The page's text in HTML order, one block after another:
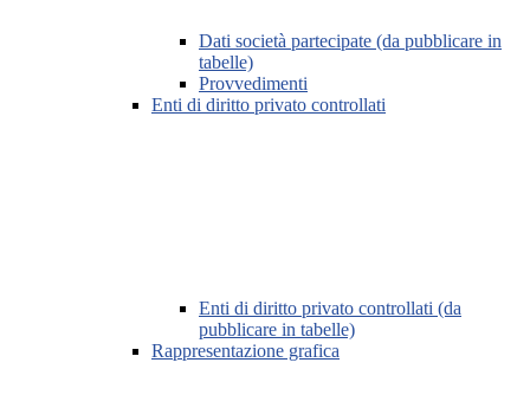
Dati società partecipate (da pubblicare in
tabelle)
Provvedimenti
Enti di diritto privato controllati
Enti di diritto privato controllati (da
pubblicare in tabelle)
Rappresentazione grafica